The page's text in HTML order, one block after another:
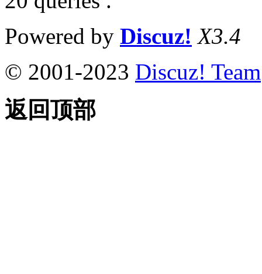
Powered by Discuz! X3.4
© 2001-2023 Discuz! Team
返回顶部